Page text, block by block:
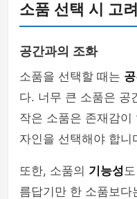
소품 선택 시 고
공간과의 조화
소품을 선택할 때는
다. 너무 큰 소품은 공
작은 소품은 존재감이
자인을 선택해야 합니
또한, 소품의 기능성
름답기만 한 소품보다